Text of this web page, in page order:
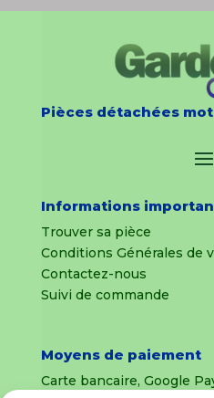
Pièces détachées
Informations
Trouver sa pièce
Conditions Générales de
Contactez-nous
Suivi de commande
Moyens de paiement
Carte bancaire, Google